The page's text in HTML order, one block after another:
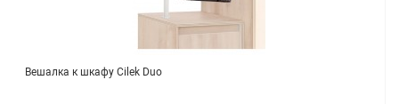
Вешалка к шкафу Cilek Duo